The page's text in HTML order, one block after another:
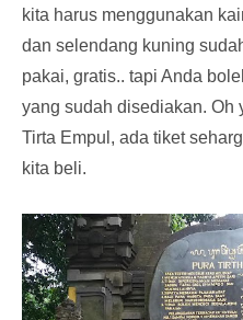
kita harus menggunakan
dan selendang kuning
pakai, gratis.. tapi Anda
yang sudah disediakan. Oh
Tirta Empul, ada tiket
kita beli.